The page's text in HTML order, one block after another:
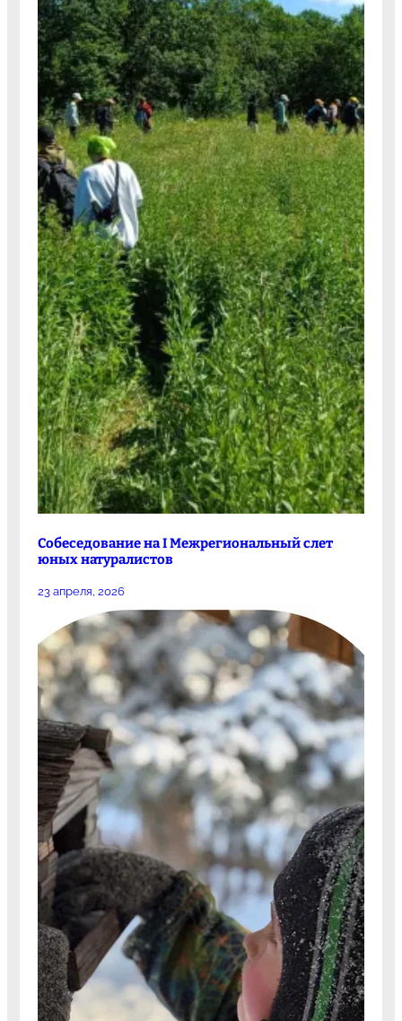
Собеседование на I Межрегиональный слет
юных натуралистов
23 апреля, 2026